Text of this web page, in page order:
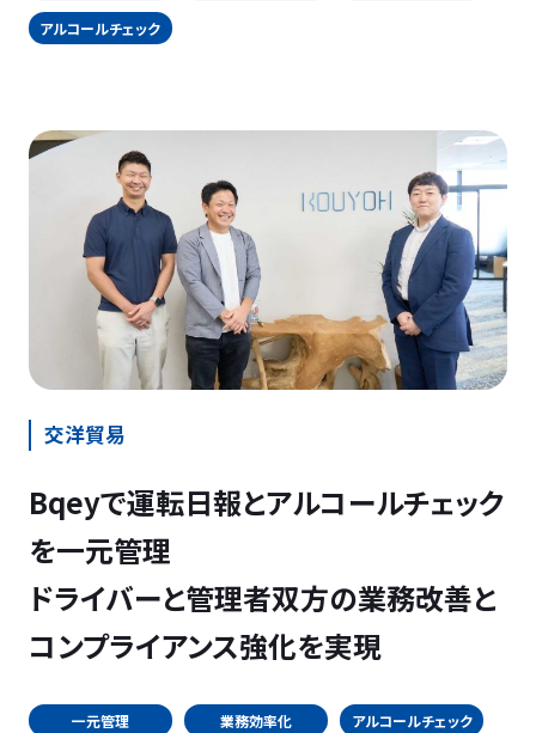
アルコールチェック
交洋貿易
Bqeyで運転日報とアルコールチェック
を一元管理
ドライバーと管理者双方の業務改善と
コンプライアンス強化を実現
一元管理 業務効率化 アルコールチェック